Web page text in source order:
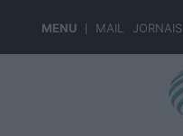
MENU MAIL JORNAIS